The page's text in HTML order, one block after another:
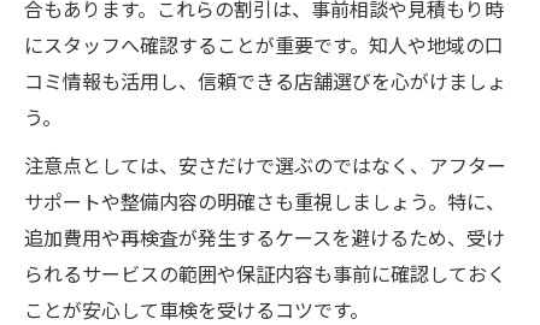
合もあります。これらの割引は、事前相談や見積もり時
にスタッフへ確認することが重要です。知人や地域の口
コミ情報も活用し、信頼できる店舗選びを心がけましょ
う。
注意点としては、安さだけで選ぶのではなく、アフター
サポートや整備内容の明確さも重視しましょう。特に、
追加費用や再検査が発生するケースを避けるため、受け
られるサービスの範囲や保証内容も事前に確認しておく
ことが安心して車検を受けるコツです。